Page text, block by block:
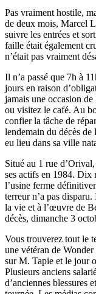
Pas vraiment hostile,
de deux mois, Marcel
suivre les entrées et
faille était également
n’était pas vraiment
Il n’a passé que 7h à
jours en raison
jamais une occasion
ou visitez le café. Au
confier la tâche de
lendemain du décès
eu lieu dans sa ville
Situé au 1 rue
ses actifs en 1984. Dix
l’usine ferme
terreur n’a pas
la vie et à l’œuvre de
décès, dimanche 3
Vous trouverez tout le
une vétéran de
sur M. Tapie et le jour
Plusieurs anciens
d’anciennes blessures